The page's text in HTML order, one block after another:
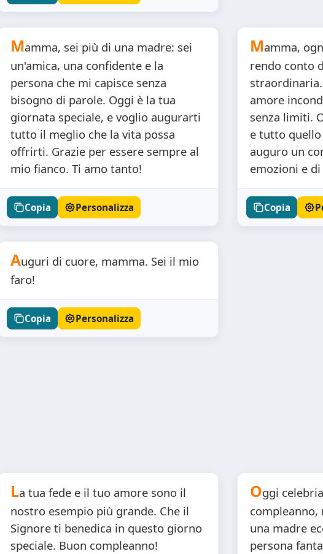
Mamma, sei più di una madre: sei
un'amica, una confidente e la
persona che mi capisce senza
bisogno di parole. Oggi è la tua
giornata speciale, e voglio augurarti
tutto il meglio che la vita possa
offrirti. Grazie per essere sempre al
mio fianco. Ti amo tanto!
Copia Personalizza
Mamma,
rendo conto
amore
senza limiti.
e tutto
auguro un
emozioni e
Copia
Auguri di cuore, mamma. Sei il mio
faro!
Copia Personalizza
La tua fede e il tuo amore sono il
nostro esempio più grande. Che il
Signore ti benedica in questo giorno
speciale. Buon compleanno!
Oggi
compleanno,
una madre
persona